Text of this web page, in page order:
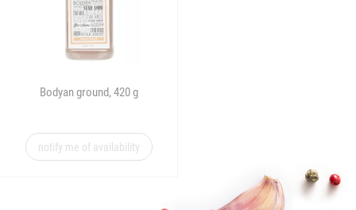
Bodyan ground, 420 g
notify me of availability